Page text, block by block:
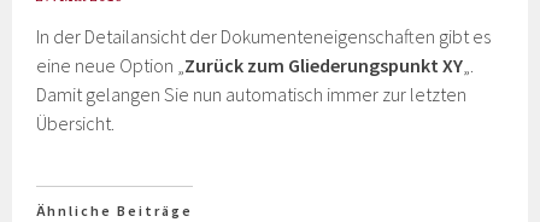
In der Detailansicht der Dokumenteneigenschaften gibt es
eine neue Option „Zurück zum Gliederungspunkt XY„.
Damit gelangen Sie nun automatisch immer zur letzten
Übersicht.
Ähnliche Beiträge